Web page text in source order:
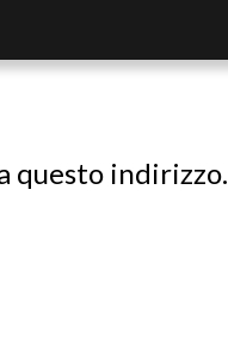
questo indirizzo.